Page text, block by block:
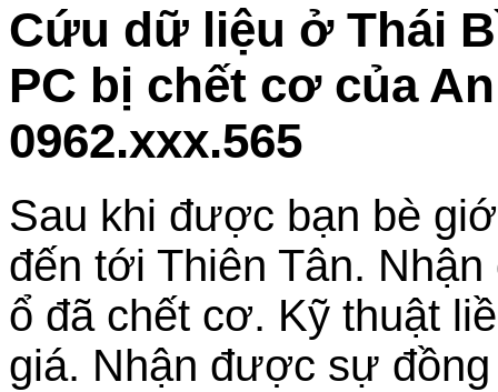
Cứu dữ liệu ở Thái
PC bị chết cơ của
0962.xxx.565
Sau khi được bạn bè
đến tới Thiên Tân.
ổ đã chết cơ. Kỹ thuật
giá. Nhận được sự